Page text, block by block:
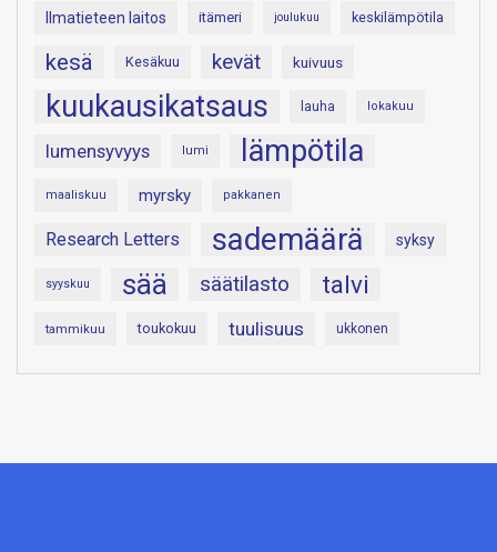
Ilmatieteen laitos itämeri joulukuu keskilämpötila
kesä Kesäkuu kevät kuivuus
kuukausikatsaus lauha lokakuu
lumensyvyys lumi lämpötila
maaliskuu myrsky pakkanen
Research Letters sademäärä syksy
syyskuu sää säätilasto talvi
tammikuu toukokuu tuulisuus ukkonen